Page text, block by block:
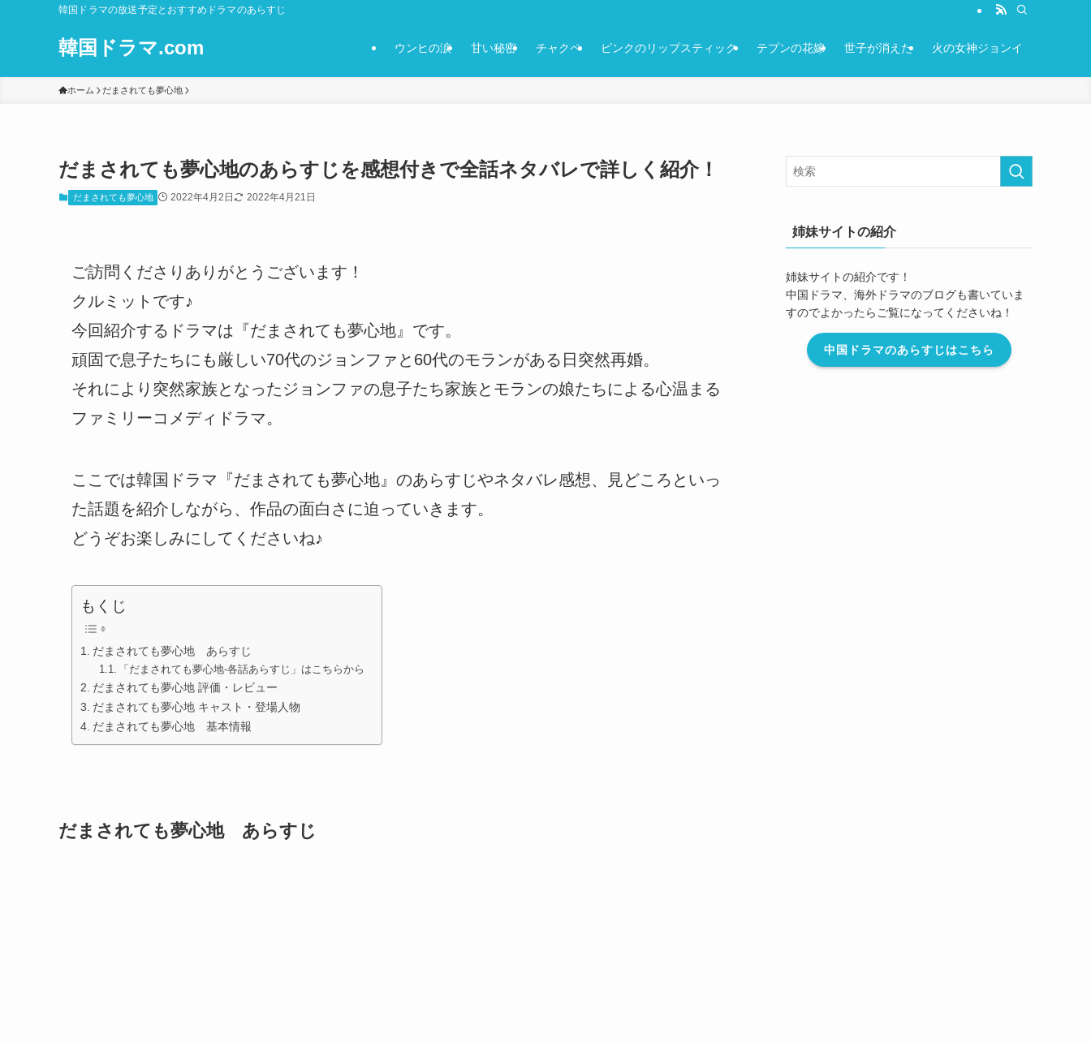
韓国ドラマの放送予定とおすすめドラマのあらすじ
韓国ドラマ.com ウンヒの涙 甘い秘密 チャクペ ピンクのリップスティック テプンの花嫁 世子が消えた 火の女神ジョンイ
ホーム だまされても夢心地
だまされても夢心地のあらすじを感想付きで全話ネタバレで詳しく紹介！
だまされても夢心地 2022年4月2日 2022年4月21日
ご訪問くださりありがとうございます！
クルミットです♪
今回紹介するドラマは『だまされても夢心地』です。
頑固で息子たちにも厳しい70代のジョンファと60代のモランがある日突然再婚。
それにより突然家族となったジョンファの息子たち家族とモランの娘たちによる心温まる
ファミリーコメディドラマ。
ここでは韓国ドラマ『だまされても夢心地』のあらすじやネタバレ感想、見どころといっ
た話題を紹介しながら、作品の面白さに迫っていきます。
どうぞお楽しみにしてくださいね♪
もくじ
だまされても夢心地 あらすじ
「だまされても夢心地-各話あらすじ」はこちらから
だまされても夢心地 評価・レビュー
だまされても夢心地 キャスト・登場人物
だまされても夢心地 基本情報
だまされても夢心地 あらすじ
姉妹サイトの紹介
姉妹サイトの紹介です！
中国ドラマ、海外ドラマのブログも書いていま
すのでよかったらご覧になってくださいね！
中国ドラマのあらすじはこちら